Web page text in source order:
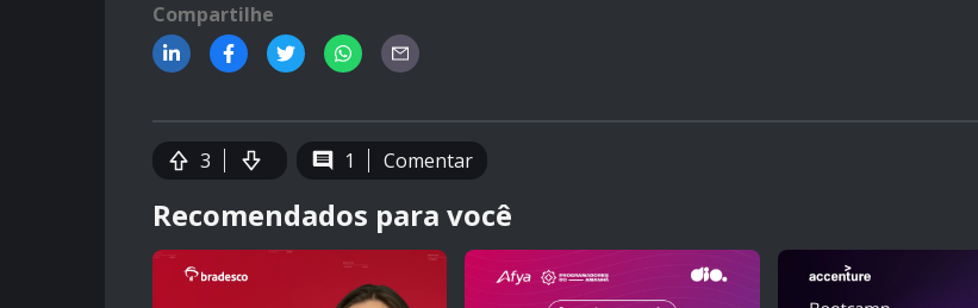
Compartilhe
3 1 Comentar
Recomendados para você